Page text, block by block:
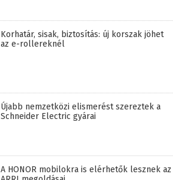
Korhatár, sisak, biztosítás: új korszak jöhet
az e-rollereknél
Újabb nemzetközi elismerést szereztek a
Schneider Electric gyárai
A HONOR mobilokra is elérhetők lesznek az